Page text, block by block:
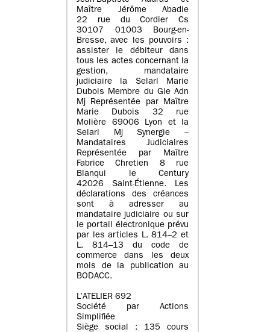
Maître Jérôme Abadie
22 rue du Cordier Cs
30107 01003 Bourg-en-
Bresse, avec les pouvoirs :
assister le débiteur dans
tous les actes concernant la
gestion, mandataire
judiciaire la Selarl Marie
Dubois Membre du Gie Adn
Mj Représentée par Maître
Marie Dubois 32 rue
Molière 69006 Lyon et la
Selarl Mj Synergie –
Mandataires Judiciaires
Représentée par Maître
Fabrice Chretien 8 rue
Blanqui le Century
42026 Saint-Étienne. Les
déclarations des créances
sont à adresser au
mandataire judiciaire ou sur
le portail électronique prévu
par les articles L. 814–2 et
L. 814–13 du code de
commerce dans les deux
mois de la publication au
BODACC.
L’ATELIER 692
Société par Actions
Simplifiée
Siège social : 135 cours